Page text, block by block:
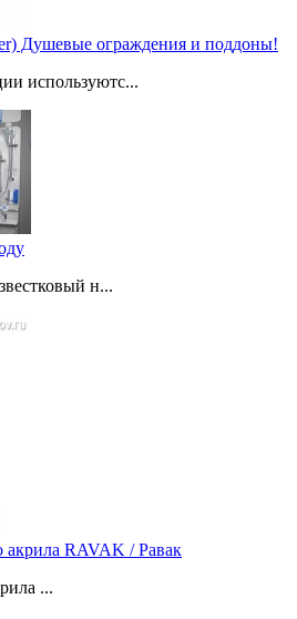
Душевые ограждения и поддоны!
используютс...
н...
акрила RAVAK / Равак
...